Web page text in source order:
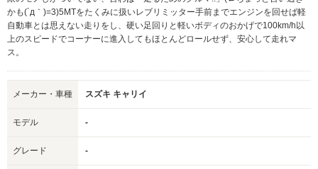
かも(´д｀)=3)5MTをたくみに扱いレブリミッター手前までエンジンを回せば軽
自動車とは思えない走りをし、硬い足回りと軽いボディのおかげで100km/h以
上のスピードでコーナーに進入してもほとんどロールせず、安心して走れマ
ス。
メーカー・車種 スズキ キャリイ
モデル -
グレード -